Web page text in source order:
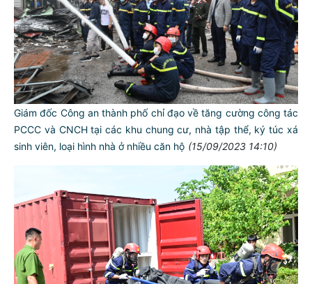
Giám đốc Công an thành phố chỉ đạo về tăng cường công tác
PCCC và CNCH tại các khu chung cư, nhà tập thể, ký túc xá
sinh viên, loại hình nhà ở nhiều căn hộ (15/09/2023 14:10)